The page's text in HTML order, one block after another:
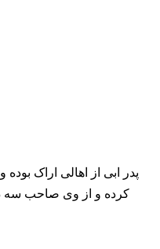
پدر ابی از اهالی اراک
کرده و از وی صاحب سه